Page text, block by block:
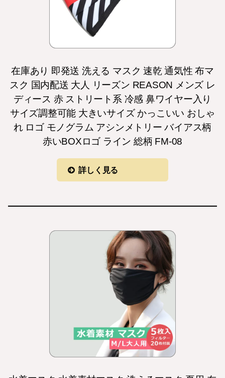
在庫あり 即発送 洗える マスク 速乾 通気性 布マ
スク 国内配送 大人 リーズン REASON メンズ レ
ディース 赤 ストリート系 冷感 鼻ワイヤー入り
サイズ調整可能 大きいサイズ かっこいい おしゃ
れ ロゴ モノグラム アシンメトリー バイアス柄
赤いBOXロゴ ライン 総柄 FM-08
詳しく見る